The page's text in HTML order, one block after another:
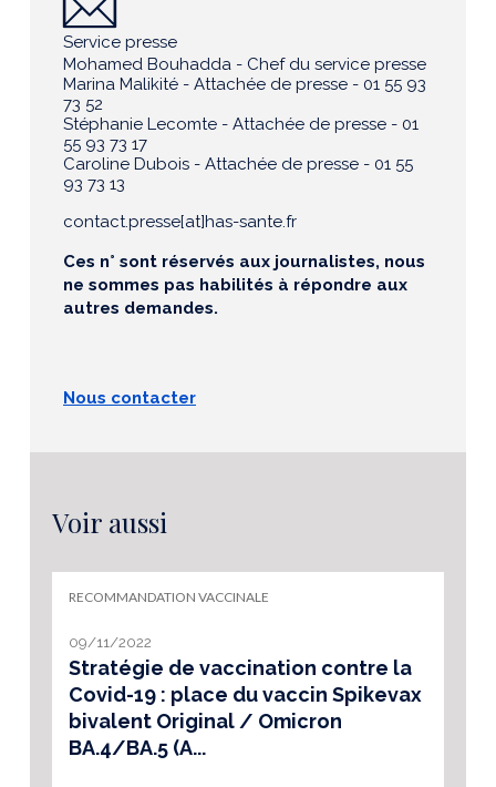
Service presse
Mohamed Bouhadda - Chef du service presse
Marina Malikité - Attachée de presse - 01 55 93
73 52
Stéphanie Lecomte - Attachée de presse - 01
55 93 73 17
Caroline Dubois - Attachée de presse - 01 55
93 73 13
contact.presse[at]has-sante.fr
Ces n° sont réservés aux journalistes, nous
ne sommes pas habilités à répondre aux
autres demandes.
Nous contacter
Voir aussi
RECOMMANDATION VACCINALE
09/11/2022
Stratégie de vaccination contre la
Covid-19 : place du vaccin Spikevax
bivalent Original / Omicron
BA.4/BA.5 (A...